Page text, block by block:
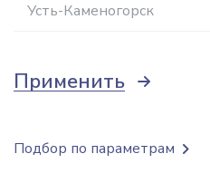
Усть-Каменогорск
Применить
Подбор по параметрам